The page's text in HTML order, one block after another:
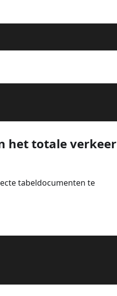
het totale verkeer
tabeldocumenten te